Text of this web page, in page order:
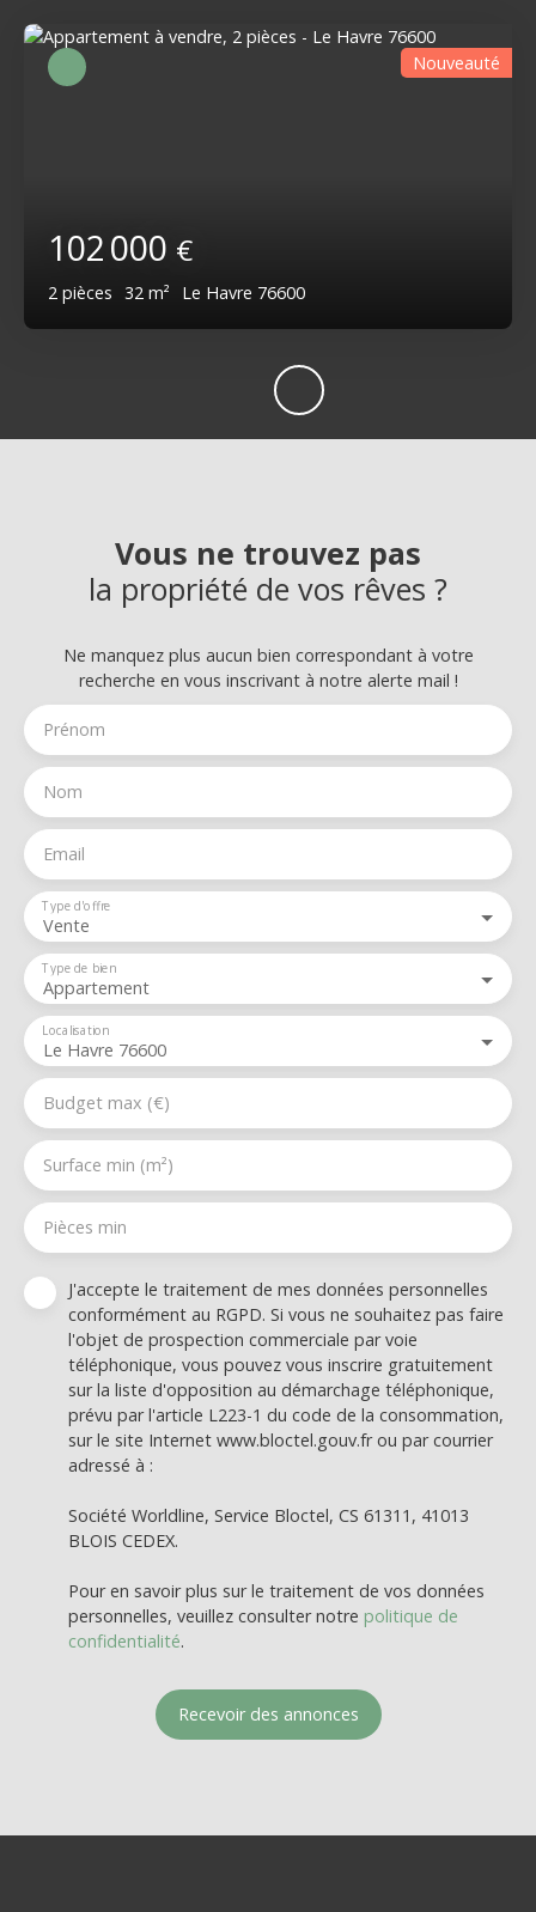
102 000 €
2 pièces 32 m² Le Havre 76600
Nouveauté
Vous ne trouvez pas
la propriété de vos rêves ?
Ne manquez plus aucun bien correspondant à votre
recherche en vous inscrivant à notre alerte mail !
Prénom
Nom
Email
Vente
Type d'offre
Appartement
Type de bien
Le Havre 76600
Localisation
Budget max (€)
Surface min (m²)
Pièces min
J'accepte le traitement de mes données personnelles
conformément au RGPD. Si vous ne souhaitez pas faire
l'objet de prospection commerciale par voie
téléphonique, vous pouvez vous inscrire gratuitement
sur la liste d'opposition au démarchage téléphonique,
prévu par l'article L223-1 du code de la consommation,
sur le site Internet www.bloctel.gouv.fr ou par courrier
adressé à :
Société Worldline, Service Bloctel, CS 61311, 41013
BLOIS CEDEX.
Pour en savoir plus sur le traitement de vos données
personnelles, veuillez consulter notre politique de
confidentialité.
Recevoir des annonces